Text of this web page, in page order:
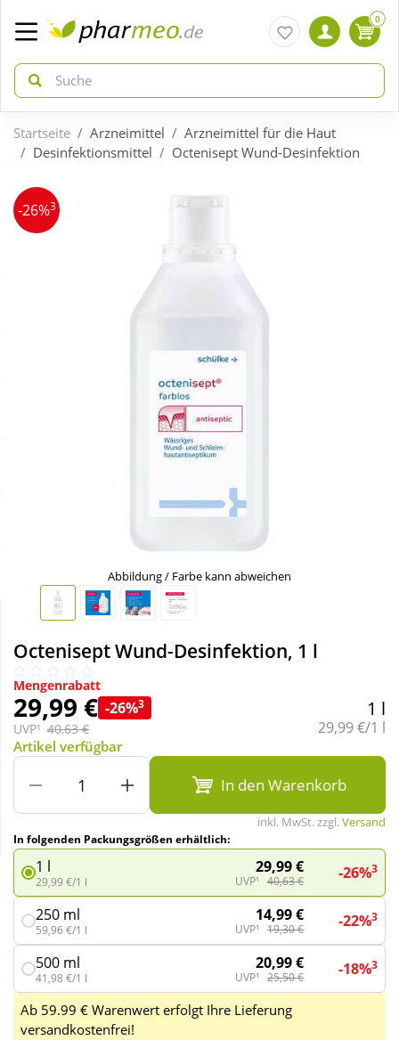
zurück
ÜBERSICHT AKTIONEN
Täglich gut versorgt
zurück
ÜBERSICHT KATEGORIEN
Körperpflege & Kosmetik
Nahrungsergänzung
Sanitätshaus
Sport & Fitness
Tierbedarf
Wellness
0
Startseite Arzneimittel
Arzneimittel für die Haut
Desinfektionsmittel
Octenisept Wund-Desinfektion
-26%3
Abbildung / Farbe kann abweichen
Octenisept Wund-Desinfektion, 1 l
Mengenrabatt
29,99 € -26%3
UVP¹ 40,63 €
1 l
Grundpreis:
29,99 €/1 l
Artikel verfügbar
In den Warenkorb
inkl. MwSt. zzgl.Versand
In folgenden Packungsgrößen erhältlich:
1 l
29,99 €/1 l
29,99 €
UVP¹ 40,63 € -26%3
250 ml
59,96 €/1 l
14,99 €
UVP¹ 19,30 € -22%3
500 ml
41,98 €/1 l
20,99 €
UVP¹ 25,50 € -18%3
Ab 59.99 € Warenwert erfolgt Ihre Lieferung
versandkostenfrei!